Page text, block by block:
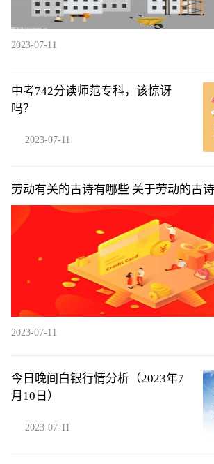
2023-07-11
中考742分读师范专科，该惊讶
吗？
2023-07-11
劳动有关的古诗有哪些 关于劳动的古
2023-07-11
今日晚间白银行情分析（2023年7
月10日）
2023-07-11